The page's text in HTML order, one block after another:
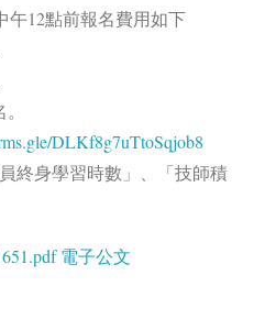
午12點前報名費用如下
DLKf8g7uTtoSqjob8
終身學習時數」、「技師積
電子公文